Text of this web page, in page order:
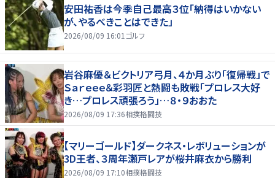
安田祐香は今季自己最高３位「納得はいかない
が、やるべきことはできた」
2026/08/09 16:01 ゴルフ
岩谷麻優＆ビクトリア弓月、４か月ぶり「復帰戦」で
Ｓａｒｅｅｅ＆彩羽匠と熱闘も敗戦「プロレス大好
き…プロレス頑張ろう」…８・９おおた
2026/08/09 17:36相撲格闘技
【マリーゴールド】ダークネス・レボリューションが
3D王者、３周年瀬戸レアが桜井麻衣から勝利
2026/08/09 17:10相撲格闘技